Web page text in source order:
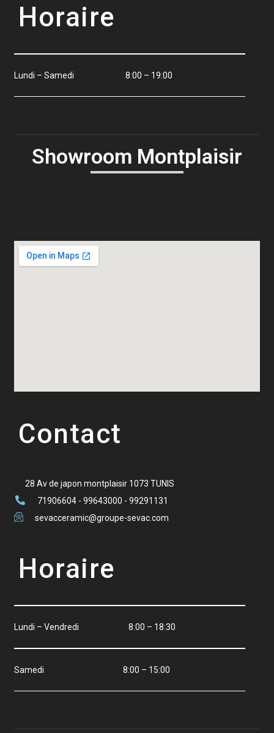
Horaire
Lundi – Samedi 8:00 – 19:00
Showroom Montplaisir
Contact
28 Av de japon montplaisir 1073 TUNIS
71906604 - 99643000 - 99291131
sevacceramic@groupe-sevac.com
Horaire
Lundi – Vendredi 8:00 – 18:30
Samedi 8:00 – 15:00